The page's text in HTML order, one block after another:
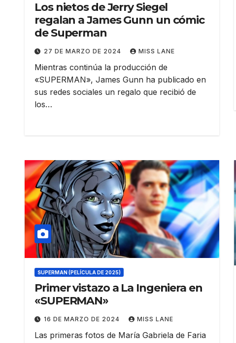
Los nietos de Jerry Siegel
regalan a James Gunn un cómic
de Superman
27 DE MARZO DE 2024 MISS LANE
Mientras continúa la producción de
«SUPERMAN», James Gunn ha publicado en
sus redes sociales un regalo que recibió de
los…
SUPERMAN (PELÍCULA DE 2025)
Primer vistazo a La Ingeniera en
«SUPERMAN»
16 DE MARZO DE 2024 MISS LANE
Las primeras fotos de María Gabriela de Faria